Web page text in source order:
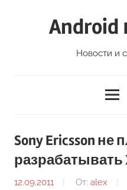
Новости и
Sony Ericsson не
разрабатывать
12.09.2011 От: alex